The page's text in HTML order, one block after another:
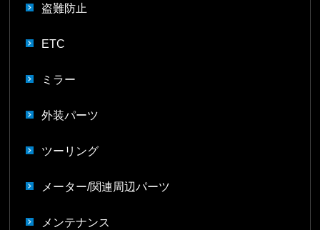
盗難防止
ETC
ミラー
外装パーツ
ツーリング
メーター/関連周辺パーツ
メンテナンス